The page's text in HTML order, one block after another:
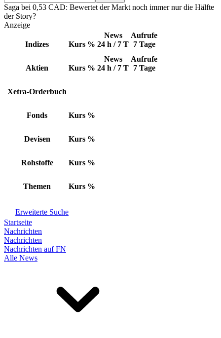
Saga bei 0,53 CAD: Bewertet der Markt noch immer nur die Hälfte
der Story?
Anzeige
Indizes Kurs %
News
24 h / 7 T
Aufrufe
7 Tage
Aktien Kurs %
News
24 h / 7 T
Aufrufe
7 Tage
Xetra-Orderbuch
Fonds Kurs %
Devisen Kurs %
Rohstoffe Kurs %
Themen Kurs %
Erweiterte Suche
Startseite
Nachrichten
Nachrichten
Nachrichten auf FN
Alle News